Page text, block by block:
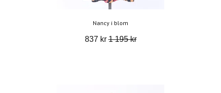
Nancy i blom
837 kr1 195 kr